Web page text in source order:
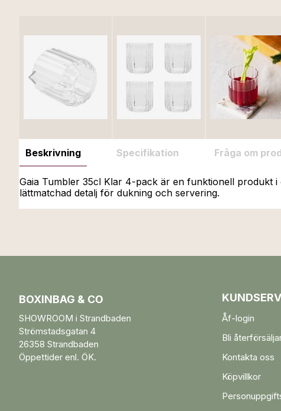
Beskrivning Specifikation Fråga om
Gaia Tumbler 35cl Klar 4-pack är en funktionell produkt
lättmatchad detalj för dukning och servering.
BOXINBAG & CO
SHOWROOM i Strandbaden
Strömstadsgatan 4
26358 Strandbaden
Öppettider enl. ÖK.
Åf-login
Bli
Kontakta oss
Köpvillkor